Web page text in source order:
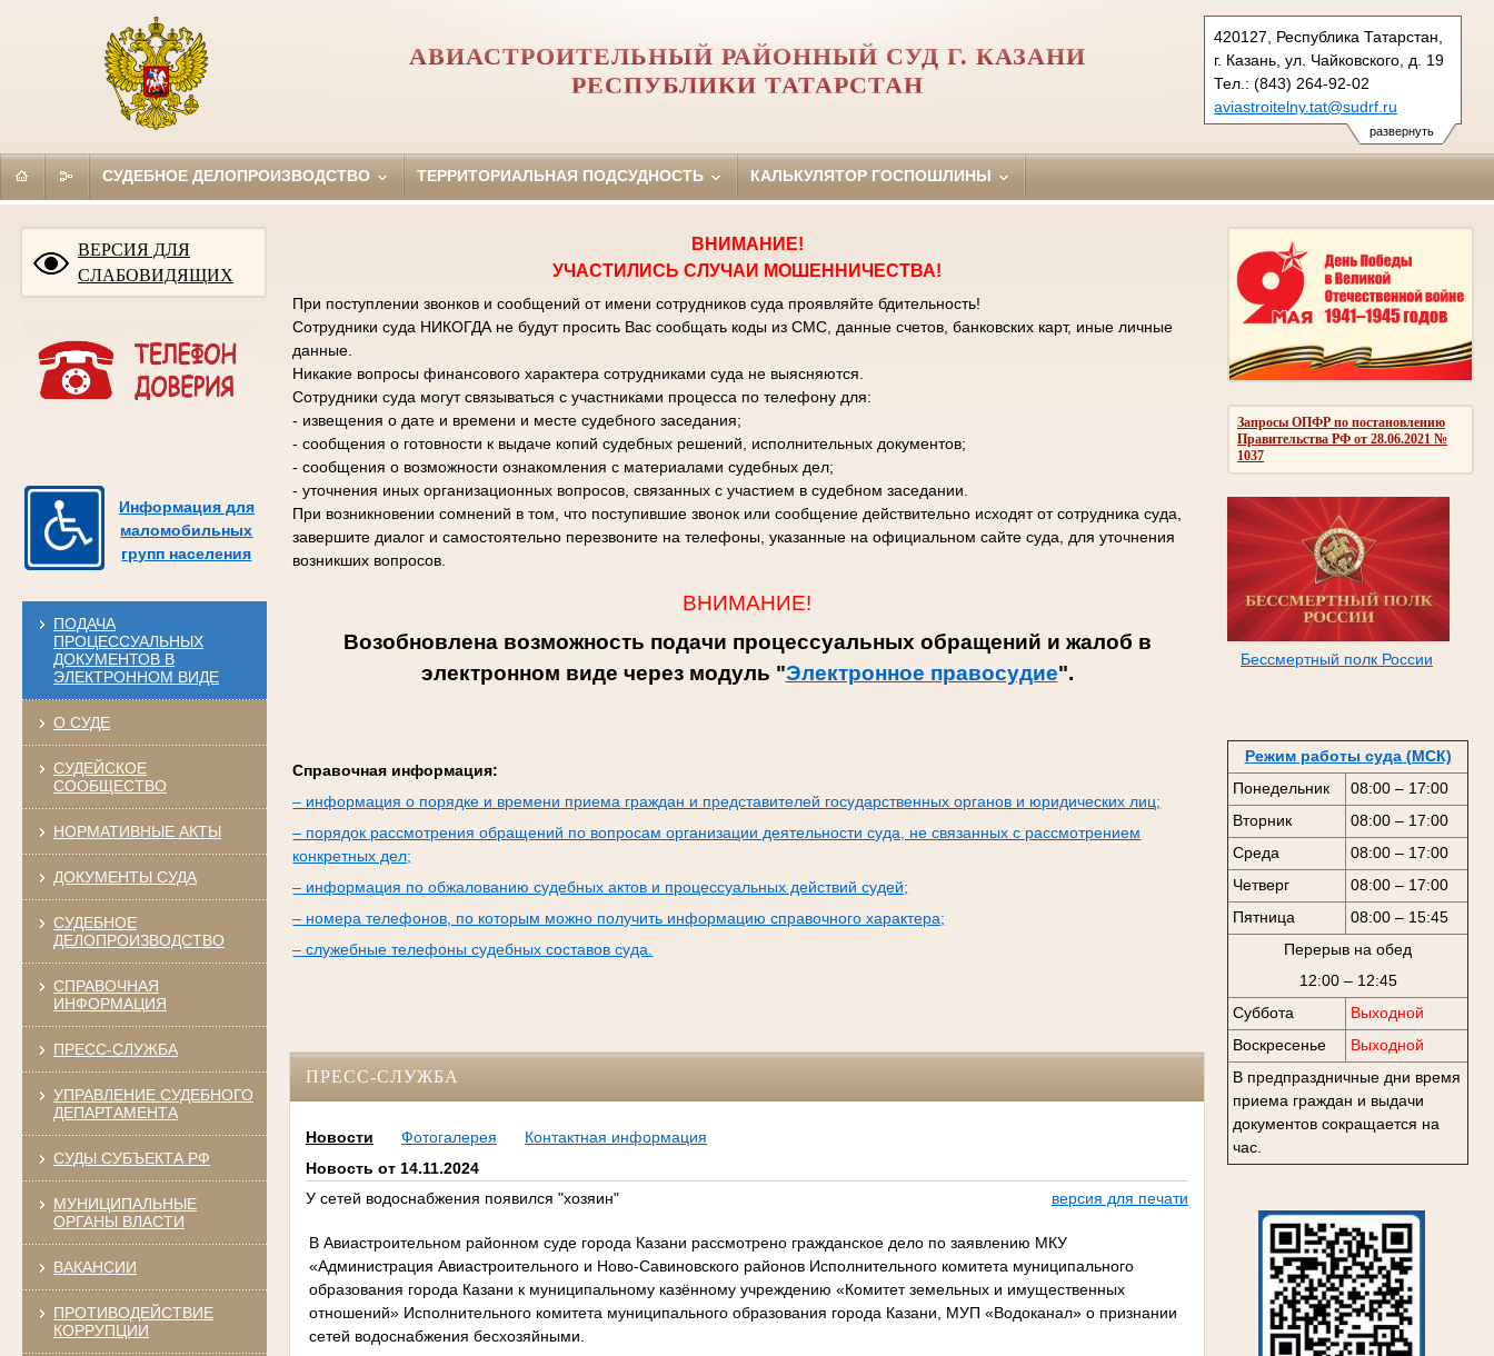
развернуть
420127, Республика Татарстан,
г. Казань, ул. Чайковского, д. 19
Тел.: (843) 264-92-02
aviastroitelny.tat@sudrf.ru
АВИАСТРОИТЕЛЬНЫЙ РАЙОННЫЙ СУД Г. КАЗАНИ
РЕСПУБЛИКИ ТАТАРСТАН
СУДЕБНОЕ ДЕЛОПРОИЗВОДСТВО ТЕРРИТОРИАЛЬНАЯ ПОДСУДНОСТЬ КАЛЬКУЛЯТОР ГОСПОШЛИНЫ
ВЕРСИЯ ДЛЯ
СЛАБОВИДЯЩИХ
Информация для
маломобильных
групп населения
ПОДАЧА
ПРОЦЕССУАЛЬНЫХ
ДОКУМЕНТОВ В
ЭЛЕКТРОННОМ ВИДЕ
О СУДЕ
СУДЕЙСКОЕ
СООБЩЕСТВО
НОРМАТИВНЫЕ АКТЫ
ДОКУМЕНТЫ СУДА
СУДЕБНОЕ
ДЕЛОПРОИЗВОДСТВО
СПРАВОЧНАЯ
ИНФОРМАЦИЯ
ПРЕСС-СЛУЖБА
УПРАВЛЕНИЕ СУДЕБНОГО
ДЕПАРТАМЕНТА
СУДЫ СУБЪЕКТА РФ
МУНИЦИПАЛЬНЫЕ
ОРГАНЫ ВЛАСТИ
ВАКАНСИИ
ПРОТИВОДЕЙСТВИЕ
КОРРУПЦИИ
Запросы ОПФР по постановлению
Правительства РФ от 28.06.2021 №
1037
Бессмертный полк России
Режим работы суда (МСК)
Понедельник
08:00 – 17:00
Вторник
08:00 – 17:00
Среда
08:00 – 17:00
Четверг
08:00 – 17:00
Пятница
08:00 – 15:45
Перерыв на обед
12:00 – 12:45
Суббота
Выходной
Воскресенье
Выходной
В предпраздничные дни время
приема граждан и выдачи
документов сокращается на
час.
ВНИМАНИЕ!
УЧАСТИЛИСЬ СЛУЧАИ МОШЕННИЧЕСТВА!
При поступлении звонков и сообщений от имени сотрудников суда проявляйте бдительность!
Сотрудники суда НИКОГДА не будут просить Вас сообщать коды из СМС, данные счетов, банковских карт, иные личные
данные.
Никакие вопросы финансового характера сотрудниками суда не выясняются.
Сотрудники суда могут связываться с участниками процесса по телефону для:
- извещения о дате и времени и месте судебного заседания;
- сообщения о готовности к выдаче копий судебных решений, исполнительных документов;
- сообщения о возможности ознакомления с материалами судебных дел;
- уточнения иных организационных вопросов, связанных с участием в судебном заседании.
При возникновении сомнений в том, что поступившие звонок или сообщение действительно исходят от сотрудника суда,
завершите диалог и самостоятельно перезвоните на телефоны, указанные на официальном сайте суда, для уточнения
возникших вопросов.
ВНИМАНИЕ!
Возобновлена возможность подачи процессуальных обращений и жалоб в
электронном виде через модуль "Электронное правосудие".
Справочная информация:
– информация о порядке и времени приема граждан и представителей государственных органов и юридических лиц;
– порядок рассмотрения обращений по вопросам организации деятельности суда, не связанных с рассмотрением
конкретных дел;
– информация по обжалованию судебных актов и процессуальных действий судей;
– номера телефонов, по которым можно получить информацию справочного характера;
– служебные телефоны судебных составов суда.
ПРЕСС-СЛУЖБА
Новости Фотогалерея
Контактная информация
Новость от 14.11.2024
У сетей водоснабжения появился "хозяин"
версия для печати
В Авиастроительном районном суде города Казани рассмотрено гражданское дело по заявлению МКУ
«Администрация Авиастроительного и Ново-Савиновского районов Исполнительного комитета муниципального
образования города Казани к муниципальному казённому учреждению «Комитет земельных и имущественных
отношений» Исполнительного комитета муниципального образования города Казани, МУП «Водоканал» о признании
сетей водоснабжения бесхозяйными.